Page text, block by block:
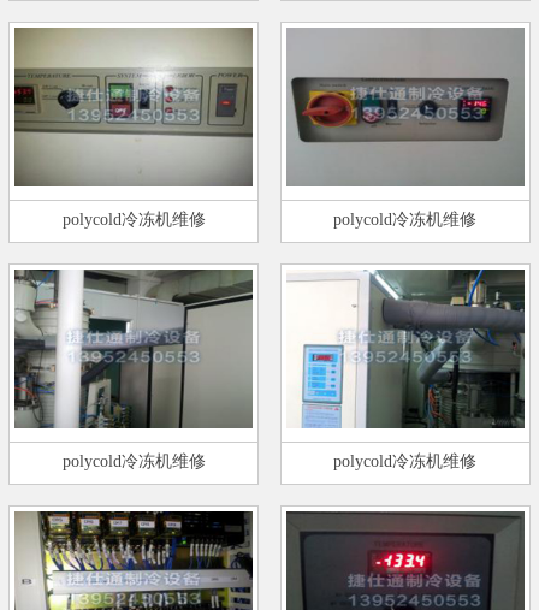
polycold冷冻机维修 polycold冷冻机维修
polycold冷冻机维修 polycold冷冻机维修